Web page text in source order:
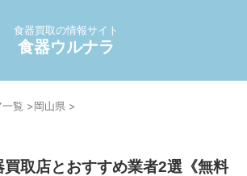
食器買取の情報サイト
食器ウルナラ
一覧 >岡山県 >
買取店とおすすめ業者2選《無料